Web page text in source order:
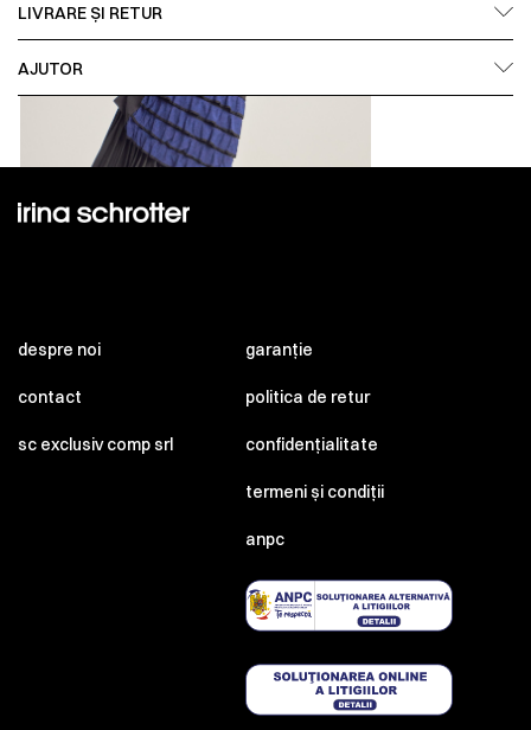
LIVRARE ȘI RETUR
AJUTOR
despre noi
contact
sc exclusiv comp srl
garanție
politica de retur
confidențialitate
termeni și condiții
anpc